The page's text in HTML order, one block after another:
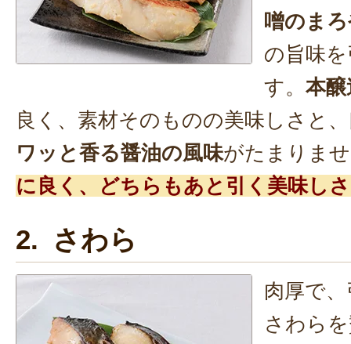
噌のま
の旨味
す。 本醸
良く、素材そのものの美味しさと
ワッと香る醤油の風味がたまりま
に良く、どちらもあと引く美味しさ
2. さわら
肉厚で
さわら